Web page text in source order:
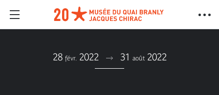
28 févr. 2022 31 août 2022